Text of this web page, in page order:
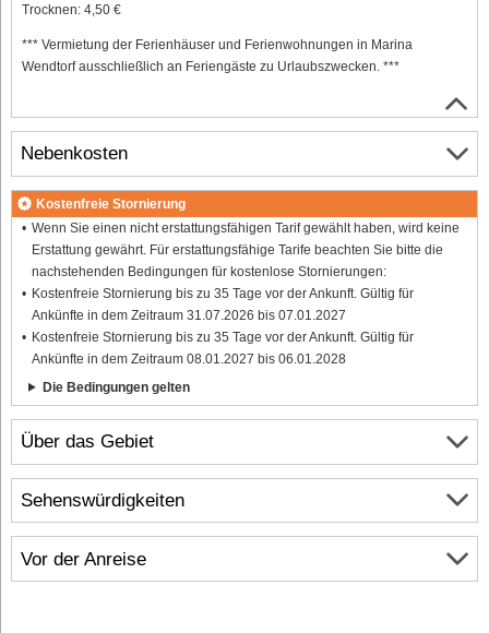
Trocknen: 4,50 €
*** Vermietung der Ferienhäuser und Ferienwohnungen in Marina
Wendtorf ausschließlich an Feriengäste zu Urlaubszwecken. ***
Über das Gebiet
Vor der Anreise
Nebenkosten
Kostenfreie Stornierung
Wenn Sie einen nicht erstattungsfähigen Tarif gewählt haben, wird keine
Erstattung gewährt. Für erstattungsfähige Tarife beachten Sie bitte die
nachstehenden Bedingungen für kostenlose Stornierungen:
Kostenfreie Stornierung bis zu 35 Tage vor der Ankunft. Gültig für
Ankünfte in dem Zeitraum 31.07.2026 bis 07.01.2027
Kostenfreie Stornierung bis zu 35 Tage vor der Ankunft. Gültig für
Ankünfte in dem Zeitraum 08.01.2027 bis 06.01.2028
Die Bedingungen gelten
Sehenswürdigkeiten